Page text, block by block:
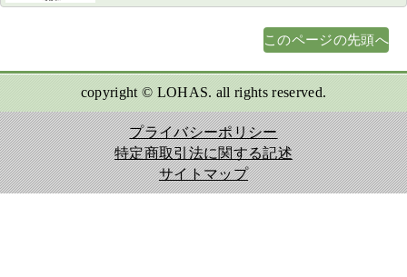
このページの先頭へ
copyright © LOHAS. all rights reserved.
プライバシーポリシー
特定商取引法に関する記述
サイトマップ